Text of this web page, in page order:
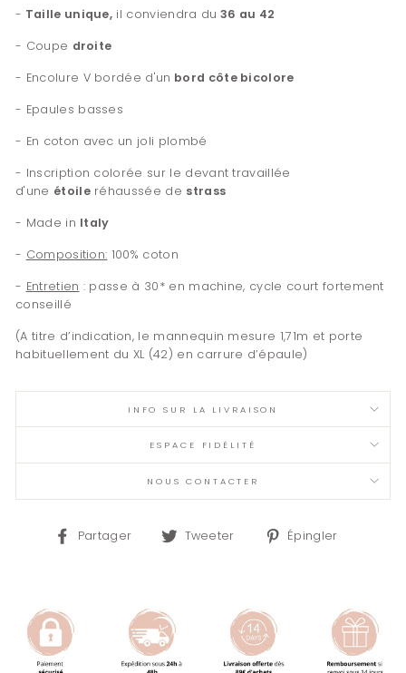
- Taille unique, il conviendra du 36 au 42
- Coupe droite
- Encolure V bordée d'un bord côte bicolore
- Epaules basses
- En coton avec un joli plombé
- Inscription colorée sur le devant travaillée
d'une étoileréhaussée de strass
- Made in Italy
- Composition: 100% coton
- Entretien : passe à 30* en machine, cycle court fortement
conseillé
(A titre d’indication, le mannequin mesure 1,71m et porte
habituellement du XL (42) en carrure d’épaule)
INFO SUR LA LIVRAISON
ESPACE FIDÉLITÉ
NOUS CONTACTER
Partager
Tweeter
Épingler